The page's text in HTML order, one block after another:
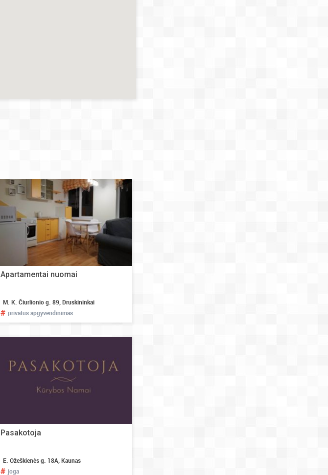
Apartamentai nuomai
M. K. Čiurlionio g. 89, Druskininkai
# privatus apgyvendinimas
Pasakotoja
E. Ožeškienės g. 18A, Kaunas
# joga